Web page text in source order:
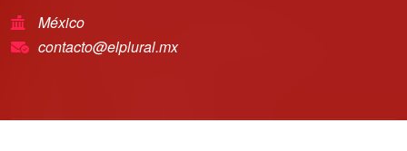
México
contacto@elplural.mx